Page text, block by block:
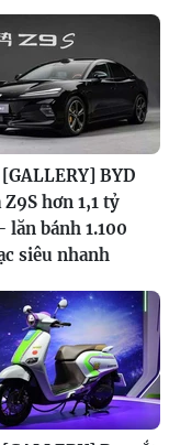
[GALLERY] BYD
Z9S hơn 1,1 tỷ
lăn bánh 1.100
siêu nhanh